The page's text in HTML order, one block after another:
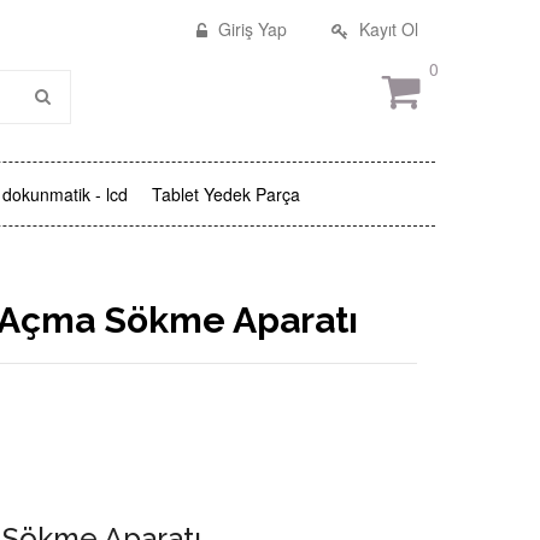
Giriş Yap
Kayıt Ol
0
- lcd Tablet Yedek Parça
Sökme Aparatı